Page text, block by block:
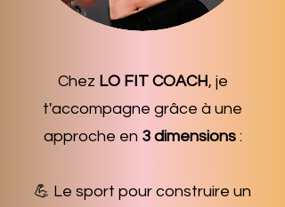
Chez LO FIT COACH, je
t'accompagne grâce à une
approche en 3 dimensions:
💪 Le sport pour construire un